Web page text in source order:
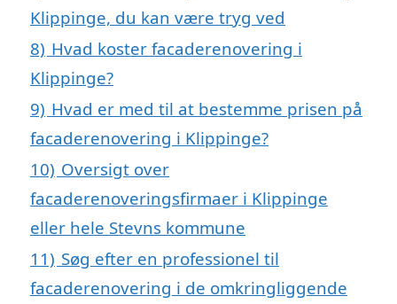
Klippinge, du kan være tryg ved
8) Hvad koster facaderenovering i
Klippinge?
9) Hvad er med til at bestemme prisen på
facaderenovering i Klippinge?
10) Oversigt over
facaderenoveringsfirmaer i Klippinge
eller hele Stevns kommune
11) Søg efter en professionel til
facaderenovering i de omkringliggende